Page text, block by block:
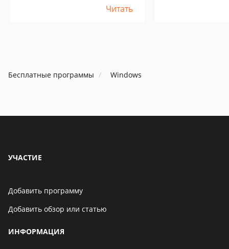
Читать
Бесплатные программы Windows
УЧАСТИЕ
Добавить программу
Добавить обзор или статью
ИНФОРМАЦИЯ